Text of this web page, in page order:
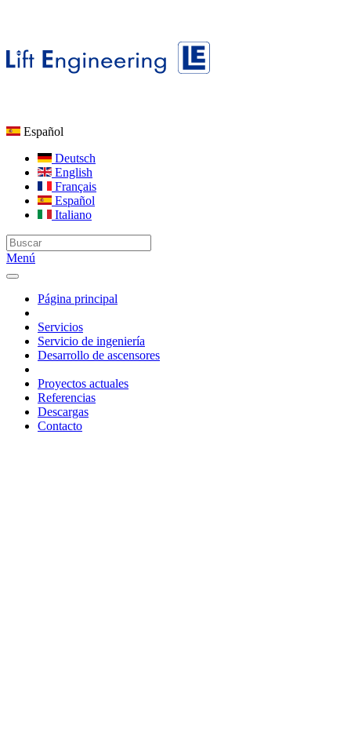
Español
Deutsch
English
Français
Español
Italiano
Menú
Página principal
Servicios
Servicio de ingeniería
Desarrollo de ascensores
Proyectos actuales
Referencias
Descargas
Contacto